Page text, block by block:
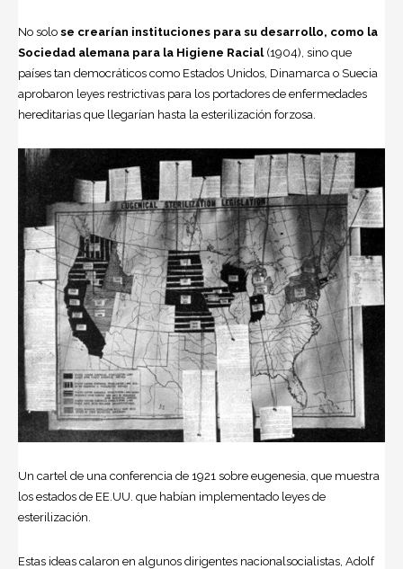
No solo se crearían instituciones para su desarrollo, como la
Sociedad alemana para la Higiene Racial (1904), sino que
países tan democráticos como Estados Unidos, Dinamarca o Suecia
aprobaron leyes restrictivas para los portadores de enfermedades
hereditarias que llegarían hasta la esterilización forzosa.
Un cartel de una conferencia de 1921 sobre eugenesia, que muestra
los estados de EE.UU. que habían implementado leyes de
esterilización.
Estas ideas calaron en algunos dirigentes nacionalsocialistas, Adolf